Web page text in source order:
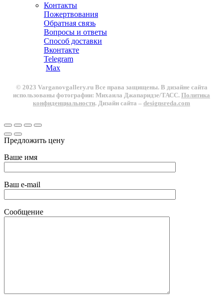
Контакты
Пожертвования
Обратная связь
Вопросы и ответы
Способ доставки
Вконтакте
Telegram
Max
© 2023 Varganovgallery.ru Все права защищены. В дизайне сайта
использованы фотографии: Михаила Джапаридзе/ТАСС. Политика
конфиденциальности. Дизайн сайта – designsreda.com
Предложить цену
Ваше имя
Ваш e-mail
Сообщение